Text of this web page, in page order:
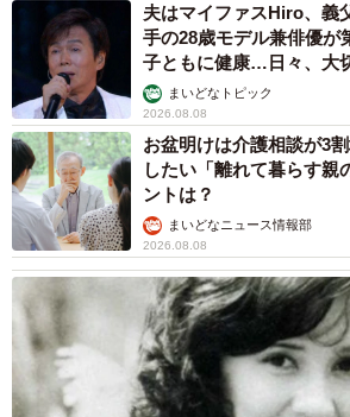
夫はマイファスHiro、義
手の28歳モデル兼俳優が
子ともに健康…日々、大
まいどなトピック
2026.08.08
お盆明けは介護相談が3
したい「離れて暮らす親
ントは？
まいどなニュース情報部
2026.08.08